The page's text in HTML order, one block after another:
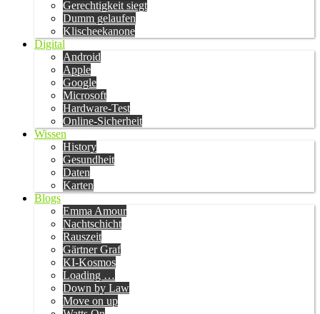
Gerechtigkeit siegt
Dumm gelaufen
Klischeekanone
Digital
Android
Apple
Google
Microsoft
Hardware-Test
Online-Sicherheit
Wissen
History
Gesundheit
Daten
Karten
Blogs
Emma Amour
Nachtschicht
Rauszeit
Gärtner Graf
KI-Kosmos
Loading …
Down by Law
Move on up